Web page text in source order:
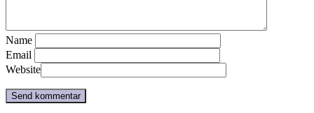
Name
Email
Website